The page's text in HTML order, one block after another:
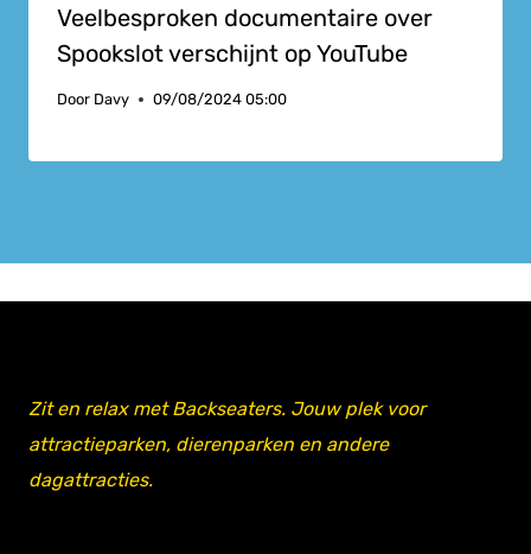
Veelbesproken documentaire over
Spookslot verschijnt op YouTube
Door Davy 09/08/2024 05:00
Zit en relax met Backseaters. Jouw plek voor
attractieparken, dierenparken en andere
dagattracties.